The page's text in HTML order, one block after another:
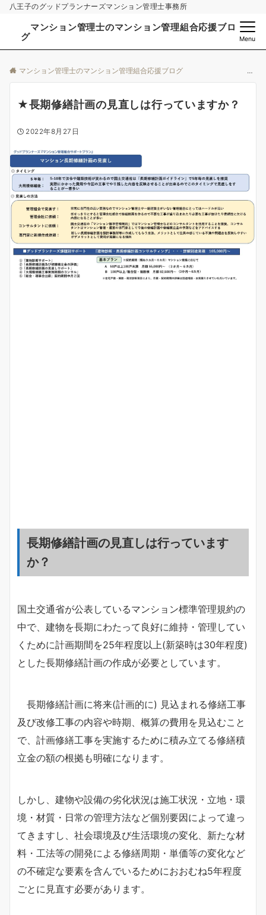
八王子のグッドプランナーズマンション管理士事務所
マンション管理士のマンション管理組合応援ブロ
グMenu
マンション管理士のマンション管理組合応援ブログ
★長期修繕計画の見直しは行っていますか？
2022年8月27日
長期修繕計画の見直しは行っています
か？
国土交通省が公表しているマンション標準管理規約の
中で、建物を長期にわたって良好に維持・管理してい
くために計画期間を25年程度以上(新築時は30年程度)
とした長期修繕計画の作成が必要としています。
長期修繕計画に将来(計画的に) 見込まれる修繕工事
及び改修工事の内容や時期、概算の費用を見込むこと
で、計画修繕工事を実施するために積み立てる修繕積
立金の額の根拠も明確になります。
しかし、建物や設備の劣化状況は施工状況・立地・環
境・材質・日常の管理方法など個別要因によって違っ
てきますし、社会環境及び生活環境の変化、新たな材
料・工法等の開発による修繕周期・単価等の変化など
の不確定な要素を含んでいるためにおおむね5年程度
ごとに見直す必要があります。